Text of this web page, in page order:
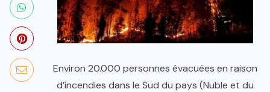
Environ 20.000 personnes évacuées en raison
d’incendies dans le Sud du pays (Nuble et du